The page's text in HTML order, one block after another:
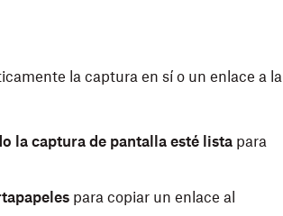
la captura en sí o un enlace a la
la captura de pantalla esté lista para
para copiar un enlace al